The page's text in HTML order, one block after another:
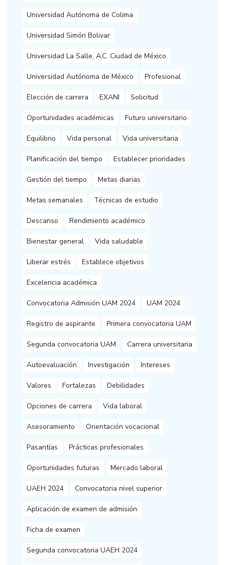
Universidad Autónoma de Colima
Universidad Simón Bolivar
Universidad La Salle, A.C. Ciudad de México
Universidad Autónoma de México Profesional
Elección de carrera EXANI Solicitud
Oportunidades académicas Futuro universitario
Equilibrio Vida personal Vida universitaria
Planificación del tiempo Establecer prioridades
Gestión del tiempo Metas diarias
Metas semanales Técnicas de estudio
Descanso Rendimiento académico
Bienestar general Vida saludable
Liberar estrés Establece objetivos
Excelencia académica
Convocatoria Admisión UAM 2024 UAM 2024
Registro de aspirante Primera convocatoria UAM
Segunda convocatoria UAM Carrera universitaria
Autoevaluación Investigación Intereses
Valores Fortalezas Debilidades
Opciones de carrera Vida laboral
Asesoramiento Orientación vocacional
Pasantías Prácticas profesionales
Oportunidades futuras Mercado laboral
UAEH 2024 Convocatoria nivel superior
Aplicación de examen de admisión
Ficha de examen
Segunda convocatoria UAEH 2024